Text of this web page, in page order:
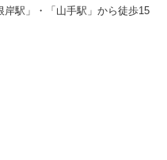
駅」・「山手駅」から徒歩15